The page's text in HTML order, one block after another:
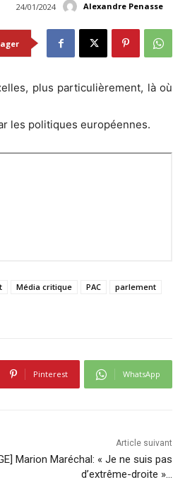
Alexandre Penasse
24/01/2024
plus particulièrement, là où
les politiques européennes.
Média critique PAC
parlement
Pinterest WhatsApp
Article suivant
Marion Maréchal: « Je ne suis pas
d’extrême-droite »…